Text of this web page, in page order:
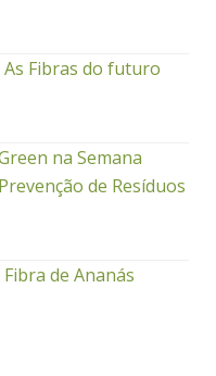
As Fibras do futuro
na Semana
de Resíduos
Fibra de Ananás